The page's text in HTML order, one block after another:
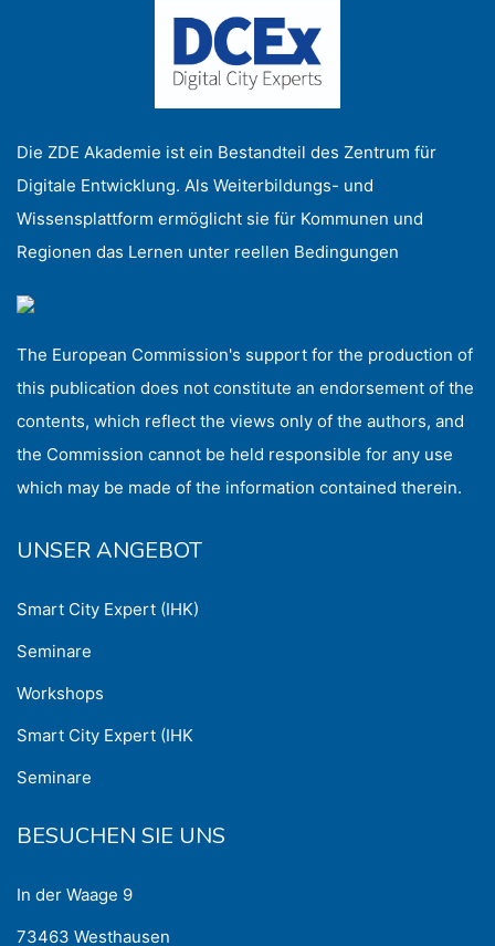
Die ZDE Akademie ist ein Bestandteil des Zentrum für
Digitale Entwicklung. Als Weiterbildungs- und
Wissensplattform ermöglicht sie für Kommunen und
Regionen das Lernen unter reellen Bedingungen
The European Commission's support for the production of
this publication does not constitute an endorsement of the
contents, which reflect the views only of the authors, and
the Commission cannot be held responsible for any use
which may be made of the information contained therein.
UNSER ANGEBOT
Smart City Expert (IHK)
Seminare
Workshops
Smart City Expert (IHK
Seminare
BESUCHEN SIE UNS
In der Waage 9
73463 Westhausen